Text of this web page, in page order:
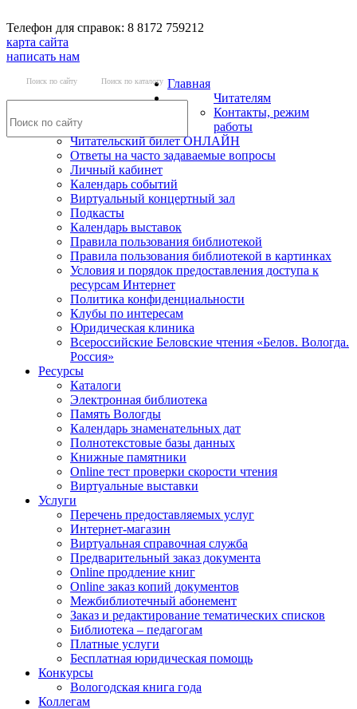
Телефон для справок: 8 8172 759212
карта сайта
написать нам
Поиск по сайту Поиск по каталогу Главная
Читателям
Контакты, режим
работы
Читательский билет ОНЛАЙН
Ответы на часто задаваемые вопросы
Личный кабинет
Календарь событий
Виртуальный концертный зал
Подкасты
Календарь выставок
Правила пользования библиотекой
Правила пользования библиотекой в картинках
Условия и порядок предоставления доступа к
ресурсам Интернет
Политика конфиденциальности
Клубы по интересам
Юридическая клиника
Всероссийские Беловские чтения «Белов. Вологда.
Россия»
Ресурсы
Каталоги
Электронная библиотека
Память Вологды
Календарь знаменательных дат
Полнотекстовые базы данных
Книжные памятники
Online тест проверки скорости чтения
Виртуальные выставки
Услуги
Перечень предоставляемых услуг
Интернет-магазин
Виртуальная справочная служба
Предварительный заказ документа
Online продление книг
Online заказ копий документов
Межбиблиотечный абонемент
Заказ и редактирование тематических списков
Библиотека – педагогам
Платные услуги
Бесплатная юридическая помощь
Конкурсы
Вологодская книга года
Коллегам